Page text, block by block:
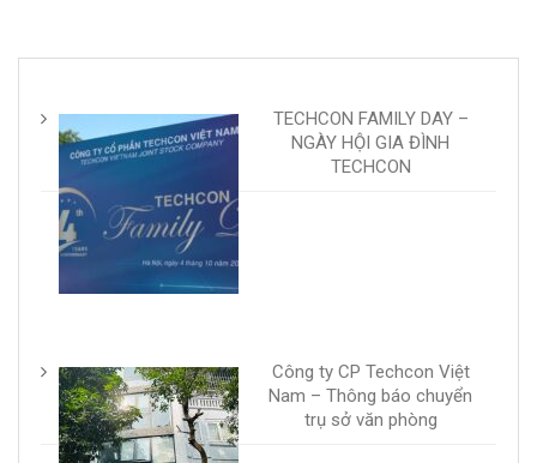
TECHCON FAMILY DAY –
NGÀY HỘI GIA ĐÌNH
TECHCON
Công ty CP Techcon Việt
Nam – Thông báo chuyển
trụ sở văn phòng